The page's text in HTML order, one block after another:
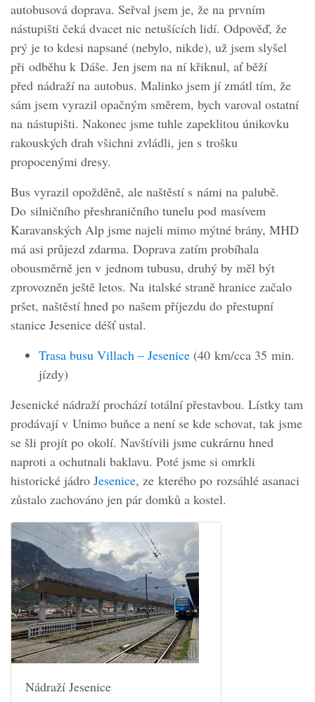
autobusová doprava. Seřval jsem je, že na prvním
nástupišti čeká dvacet nic netušících lidí. Odpověď, že
prý je to kdesi napsané (nebylo, nikde), už jsem slyšel
při odběhu k Dáše. Jen jsem na ní křiknul, ať běží
před nádraží na autobus. Malinko jsem jí zmátl tím, že
sám jsem vyrazil opačným směrem, bych varoval ostatní
na nástupišti. Nakonec jsme tuhle zapeklitou únikovku
rakouských drah všichni zvládli, jen s trošku
propocenými dresy.
Bus vyrazil opožděně, ale naštěstí s námi na palubě.
Do silničního přeshraničního tunelu pod masívem
Karavanských Alp jsme najeli mimo mýtné brány, MHD
má asi průjezd zdarma. Doprava zatím probíhala
obousměrně jen v jednom tubusu, druhý by měl být
zprovozněn ještě letos. Na italské straně hranice začalo
pršet, naštěstí hned po našem příjezdu do přestupní
stanice Jesenice déšť ustal.
Trasa busu Villach – Jesenice (40 km/cca 35 min.
jízdy)
Jesenické nádraží prochází totální přestavbou. Lístky tam
prodávají v Unimo buňce a není se kde schovat, tak jsme
se šli projít po okolí. Navštívili jsme cukrárnu hned
naproti a ochutnali baklavu. Poté jsme si omrkli
historické jádro Jesenice, ze kterého po rozsáhlé asanaci
zůstalo zachováno jen pár domků a kostel.
Nádraží Jesenice